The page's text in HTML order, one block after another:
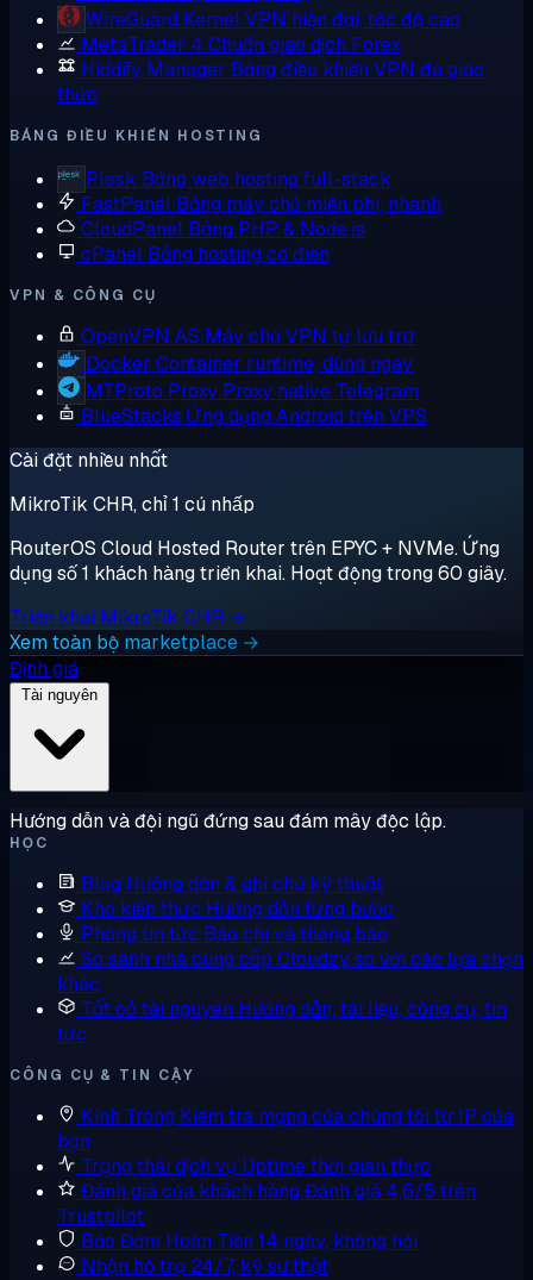
WireGuard Kernel VPN hiện đại, tốc độ cao
MetaTrader 4 Chuẩn giao dịch Forex
Hiddify Manager Bảng điều khiển VPN đa giao
thức
BẢNG ĐIỀU KHIỂN HOSTING
Plesk Bảng web hosting full-stack
FastPanel Bảng máy chủ miễn phí, nhanh
CloudPanel Bảng PHP & Node.js
cPanel Bảng hosting cổ điển
VPN & CÔNG CỤ
OpenVPN AS Máy chủ VPN tự lưu trữ
Docker Container runtime, dùng ngay
MTProto Proxy Proxy native Telegram
BlueStacks Ứng dụng Android trên VPS
Cài đặt nhiều nhất
MikroTik CHR, chỉ 1 cú nhấp
RouterOS Cloud Hosted Router trên EPYC + NVMe. Ứng
dụng số 1 khách hàng triển khai. Hoạt động trong 60 giây.
Triển khai MikroTik CHR →
Xem toàn bộ marketplace →
Định giá
Hướng dẫn và đội ngũ đứng sau đám mây độc lập.
HỌC
Blog Hướng dẫn & ghi chú kỹ thuật
Kho kiến thức Hướng dẫn từng bước
Phòng tin tức Báo chí và thông báo
So sánh nhà cung cấp Cloudzy so với các lựa chọn
khác
Tất cả tài nguyên Hướng dẫn, tài liệu, công cụ, tin
tức
CÔNG CỤ & TIN CẬY
Kính Tròng Kiểm tra mạng của chúng tôi từ IP của
bạn
Trạng thái dịch vụ Uptime thời gian thực
Đánh giá của khách hàng Đánh giá 4,6/5 trên
Trustpilot
Bảo Đảm Hoàn Tiền 14 ngày, không hỏi
Nhận hỗ trợ 24/7, kỹ sư thật